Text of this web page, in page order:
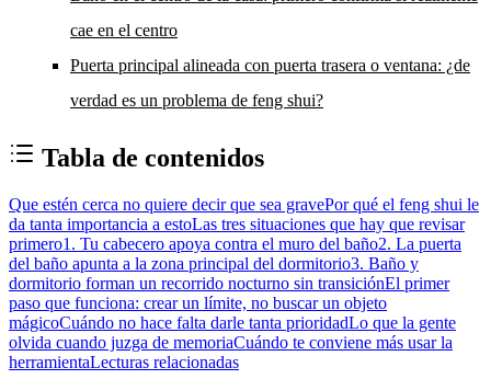
cae en el centro
Puerta principal alineada con puerta trasera o ventana: ¿de
verdad es un problema de feng shui?
Tabla de contenidos
Que estén cerca no quiere decir que sea gravePor qué el feng shui le
da tanta importancia a estoLas tres situaciones que hay que revisar
primero1. Tu cabecero apoya contra el muro del baño2. La puerta
del baño apunta a la zona principal del dormitorio3. Baño y
dormitorio forman un recorrido nocturno sin transiciónEl primer
paso que funciona: crear un límite, no buscar un objeto
mágicoCuándo no hace falta darle tanta prioridadLo que la gente
olvida cuando juzga de memoriaCuándo te conviene más usar la
herramientaLecturas relacionadas